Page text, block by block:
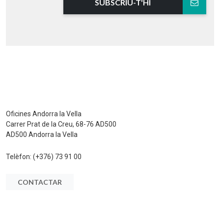
SUBSCRIU-T'HI
Oficines Andorra la Vella
Carrer Prat de la Creu, 68-76 AD500
AD500 Andorra la Vella
Telèfon: (+376) 73 91 00
CONTACTAR